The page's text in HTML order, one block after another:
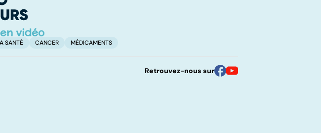
SANTÉ CANCER MÉDICAMENTS
Retrouvez-nous sur